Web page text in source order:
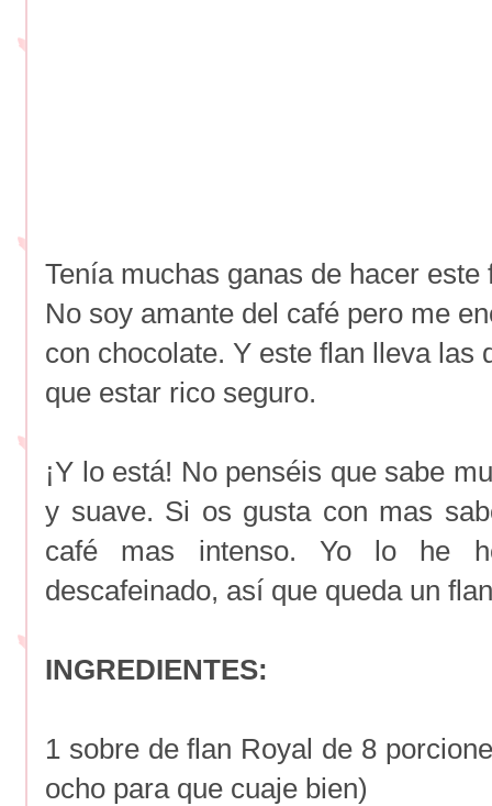
Tenía muchas ganas de hacer este
No soy amante del café pero me
con chocolate. Y este flan lleva las
que estar rico seguro.
¡Y lo está! No penséis que sabe
y suave. Si os gusta con mas
café mas intenso. Yo lo he
descafeinado, así que queda un
INGREDIENTES:
1 sobre de flan Royal de 8
ocho para que cuaje bien)